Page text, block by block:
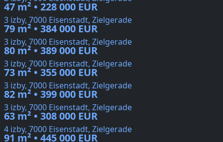
47 m² • 228 000 EUR
3 izby, 7000 Eisenstadt, Zielgerade
79 m² • 384 000 EUR
3 izby, 7000 Eisenstadt, Zielgerade
80 m² • 389 000 EUR
3 izby, 7000 Eisenstadt, Zielgerade
73 m² • 355 000 EUR
3 izby, 7000 Eisenstadt, Zielgerade
82 m² • 399 000 EUR
3 izby, 7000 Eisenstadt, Zielgerade
63 m² • 308 000 EUR
4 izby, 7000 Eisenstadt, Zielgerade
91 m² • 445 000 EUR